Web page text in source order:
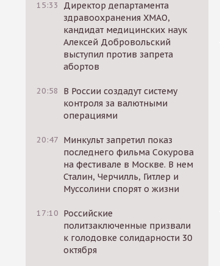
15:33
Директор департамента
здравоохранения ХМАО,
кандидат медицинских наук
Алексей Добровольский
выступил против запрета
абортов
20:58
В России создадут систему
контроля за валютными
операциями
20:47 Минкульт запретил показ
последнего фильма Сокурова
на фестивале в Москве. В нем
Сталин, Черчилль, Гитлер и
Муссолини спорят о жизни
17:10 Российские
политзаключенные призвали
к голодовке солидарности 30
октября